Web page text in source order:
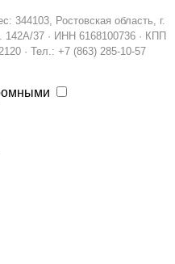
Ростовская область, г.
142А/37 · ИНН 6168100736 · КПП
· Тел.: +7 (863) 285-10-57